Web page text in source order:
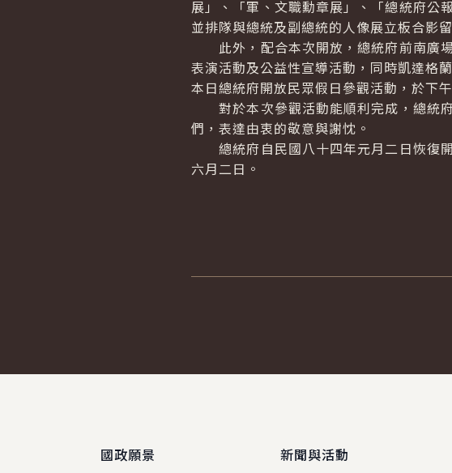
展」、「軍、文職勳章展」、「總統府公
並排隊與總統及副總統的人像展立板合影
此外，配合本次開放，總統府前南廣場
表演活動及公益性宣導活動，同時凱達格
本日總統府開放民眾假日參觀活動，於下
對於本次參觀活動能順利完成，總統府
們，表達由衷的敬意與謝忱。
總統府自民國八十四年元月二日恢復開
六月二日。
國政願景
新聞與活動